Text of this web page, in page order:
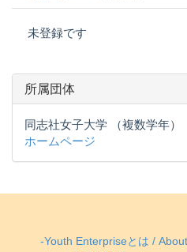
未登録です
所属団体
同志社女子大学 （複数学年）
ホームページ
-Youth Enterpriseとは /